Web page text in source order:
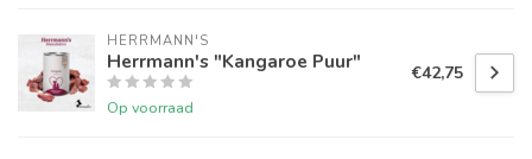
HERRMANN'S
Herrmann's "Kangaroe Puur"
Op voorraad
€42,75